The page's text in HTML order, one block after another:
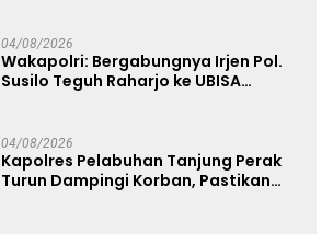
04/08/2026
Wakapolri: Bergabungnya Irjen Pol.
Susilo Teguh Raharjo ke UBISA
04/08/2026
Kapolres Pelabuhan Tanjung Perak
Turun Dampingi Korban, Pastikan